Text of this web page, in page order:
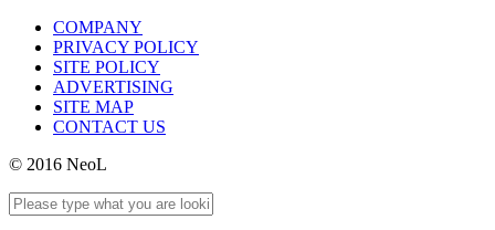
COMPANY
PRIVACY POLICY
SITE POLICY
ADVERTISING
SITE MAP
CONTACT US
© 2016 NeoL